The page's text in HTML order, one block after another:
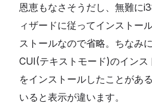
恩恵もなさそうだし、無難に
ィザードに従ってインストー
ストールなので省略。ちなみ
CUI(テキストモード)のイン
をインストールしたことがあ
いると表示が違います。